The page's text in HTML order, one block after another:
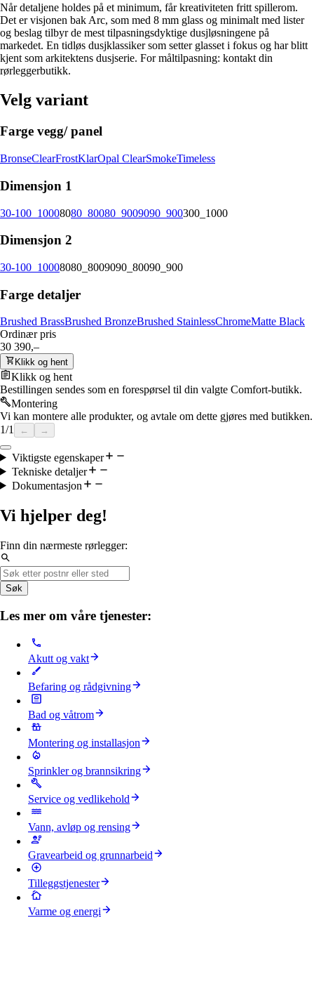
Når detaljene holdes på et minimum, får kreativiteten fritt spillerom.
Det er visjonen bak Arc, som med 8 mm glass og minimalt med lister
og beslag tilbyr de mest tilpasningsdyktige dusjløsningene på
markedet. En tidløs dusjklassiker som setter glasset i fokus og har blitt
kjent som arkitektens dusjserie. For måltilpasning: kontakt din
rørleggerbutikk.
Velg variant
Farge vegg/ panel
BronseClearFrostKlarOpal ClearSmokeTimeless
Dimensjon 1
30-100_10008080_80080_9009090_900300_1000
Dimensjon 2
30-100_10008080_8009090_80090_900
Farge detaljer
Brushed BrassBrushed BronzeBrushed StainlessChromeMatte Black
Ordinær pris
30 390,–
Klikk og hent
Klikk og hent
Bestillingen sendes som en forespørsel til din valgte Comfort-butikk.
Montering
Vi kan montere alle produkter, og avtale om dette gjøres med butikken.
1/1 ← →
Viktigste egenskaper
Tekniske detaljer
Dokumentasjon
Vi hjelper deg!
Finn din nærmeste rørlegger:
Søk
Les mer om våre tjenester:
Akutt og vakt
Befaring og rådgivning
Bad og våtrom
Montering og installasjon
Sprinkler og brannsikring
Service og vedlikehold
Vann, avløp og rensing
Gravearbeid og grunnarbeid
Tilleggstjenester
Varme og energi